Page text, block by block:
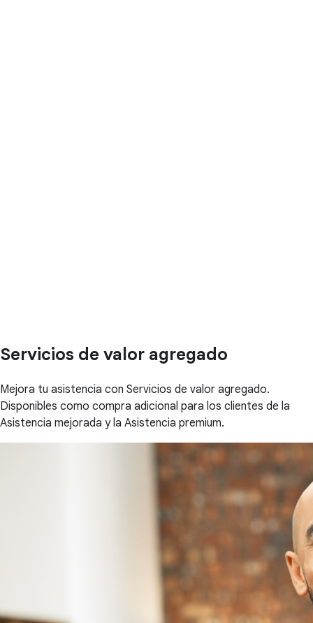
Servicios de valor agregado
Mejora tu asistencia con Servicios de valor agregado.
Disponibles como compra adicional para los clientes de la
Asistencia mejorada y la Asistencia premium.